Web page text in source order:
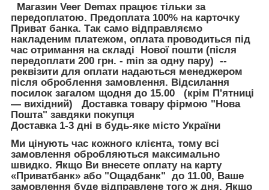
Магазин Veer Demax працює тільки за
передоплатою. Предоплата 100% на карточку
Приват банка. Так само відправляємо
накладеним платежом, оплата проводиться під
час отримання на складі Нової пошти (після
передоплати 200 грн. - min за одну пару) --
реквізити для оплати надаються менеджером
після оброблення замовлення. Відсилання
посилок загалом щодня до 15.00 (крім П'ятниці
— вихідний) Доставка товару фірмою "Нова
Пошта" завдяки покупця
Доставка 1-3 дні в будь-яке місто України
Ми цінують час кожного клієнта, тому всі
замовлення обробляються максимально
швидко. Якщо Ви внесете оплату на карту
«Приватбанк» або "Ощадбанк" до 11.00, Ваше
замовлення буде відправлене того ж дня. Якщо